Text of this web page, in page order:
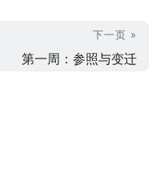
下一页 »
第一周：参照与变迁